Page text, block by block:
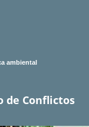
ambiental
de Conflictos